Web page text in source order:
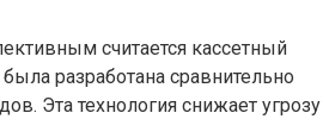
считается кассетный
разработана сравнительно
Эта технология снижает угрозу